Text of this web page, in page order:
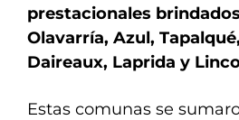
prestacionales
Olavarría, Azul,
Daireaux, Laprida y
Estas comunas se